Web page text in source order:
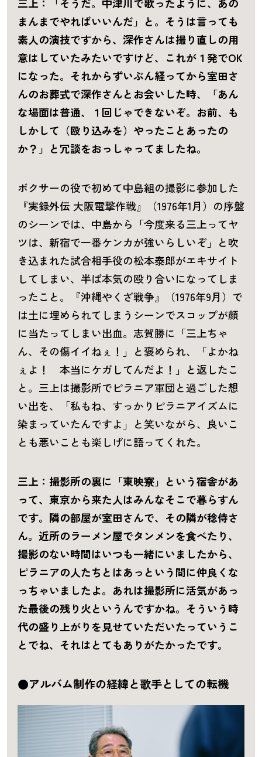
まんまでやればいいんだ」と。そうは言っても
素人の演技ですから、深作さんは撮り直しの用
意はしていたみたいですけど、これが１発でOK
になった。それからずいぶん経ってから室田さ
んのお葬式で深作さんとお会いした時、「あん
な場面は普通、１回じゃできないぞ。お前、も
しかして（殴り込みを）やったことあったの
か？」と冗談をおっしゃってましたね。
ボクサーの役で初めて中島組の撮影に参加した
『実録外伝 大阪電撃作戦』（1976年1月）の序盤
のシーンでは、中島から「今度来る三上ってヤ
ツは、新宿で一番ケンカが強いらしいぞ」と吹
き込まれた試合相手役の松本泰郎がエキサイト
してしまい、半ば本気の殴り合いになってしま
ったこと。『沖縄やくざ戦争』（1976年9月）で
は土に埋められてしまうシーンでスコップが顔
に当たってしまい出血。志賀勝に「三上ちゃ
ん、その傷イイねぇ！」と褒められ、「よかね
ぇよ！ 本当にケガしてんだよ！」と返したこ
と。三上は撮影所でピラニア軍団と過ごした想
い出を、「私もね、すっかりピラニアイズムに
染まっていたんですよ」と笑いながら、良いこ
とも悪いことも楽しげに語ってくれた。
三上：撮影所の裏に「東映寮」という宿舎があ
って、東京から来た人はみんなそこで暮らすん
です。隣の部屋が室田さんで、その隣が稔侍さ
ん。近所のラーメン屋でタンメンを食べたり、
撮影のない時間はいつも一緒にいましたから、
ピラニアの人たちとはあっという間に仲良くな
っちゃいましたよ。あれは撮影所に活気があっ
た最後の残り火というんですかね。そういう時
代の盛り上がりを見せていただいたっていうこ
とでね、それはとてもありがたかったです。
●アルバム制作の経緯と歌手としての転機